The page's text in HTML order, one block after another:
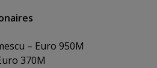
– Euro 950M
370M